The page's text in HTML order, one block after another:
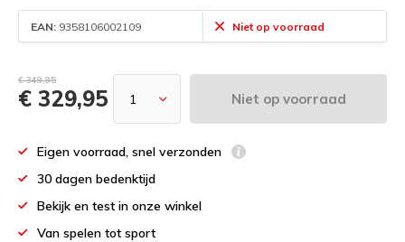
EAN: 9358106002109 Niet op voorraad
€ 349,95
€ 329,95 Niet op voorraad
Eigen voorraad, snel verzonden
30 dagen bedenktijd
Bekijk en test in onze winkel
Van spelen tot sport